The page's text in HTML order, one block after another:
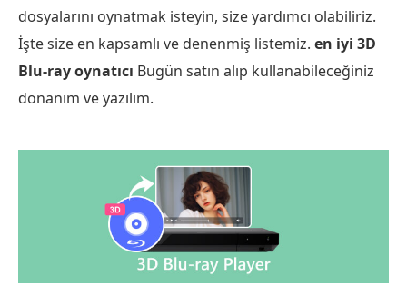
dosyalarını oynatmak isteyin, size yardımcı olabiliriz.
İşte size en kapsamlı ve denenmiş listemiz. en iyi 3D
Blu-ray oynatıcı Bugün satın alıp kullanabileceğiniz
donanım ve yazılım.